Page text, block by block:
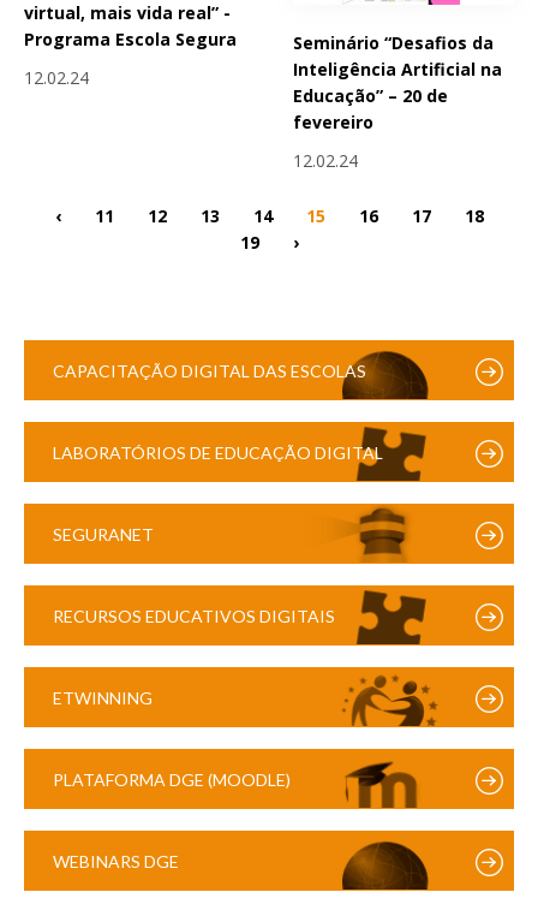
virtual, mais vida real” -
Programa Escola Segura
12.02.24
Seminário “Desafios da
Inteligência Artificial na
Educação” – 20 de
fevereiro
12.02.24
‹ 11 12 13 14 15 16 17
18
19
›
CAPACITAÇÃO DIGITAL DAS ESCOLAS
LABORATÓRIOS DE EDUCAÇÃO DIGITAL
SEGURANET
RECURSOS EDUCATIVOS DIGITAIS
ETWINNING
PLATAFORMA DGE (MOODLE)
WEBINARS DGE